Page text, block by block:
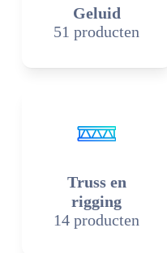
Geluid
51 producten
Truss en
rigging
14 producten